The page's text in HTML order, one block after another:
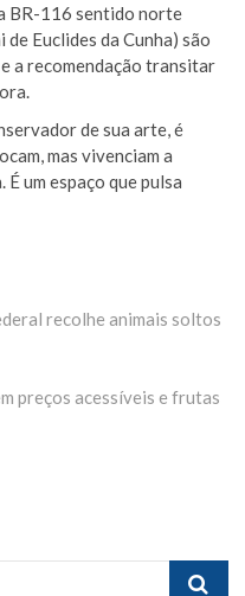
BR-116 sentido norte
Euclides da Cunha) são
a recomendação transitar
de sua arte, é
mas vivenciam a
um espaço que pulsa
recolhe animais soltos
preços acessíveis e frutas